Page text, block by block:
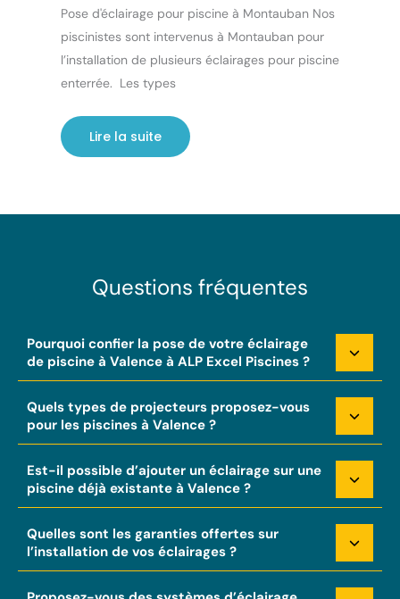
Pose d'éclairage pour piscine à Montauban Nos
piscinistes sont intervenus à Montauban pour
l’installation de plusieurs éclairages pour piscine
enterrée. Les types
Lire la suite
Questions fréquentes
Pourquoi confier la pose de votre éclairage
de piscine à Valence à ALP Excel Piscines ?
Quels types de projecteurs proposez-vous
pour les piscines à Valence ?
Est-il possible d’ajouter un éclairage sur une
piscine déjà existante à Valence ?
Quelles sont les garanties offertes sur
l’installation de vos éclairages ?